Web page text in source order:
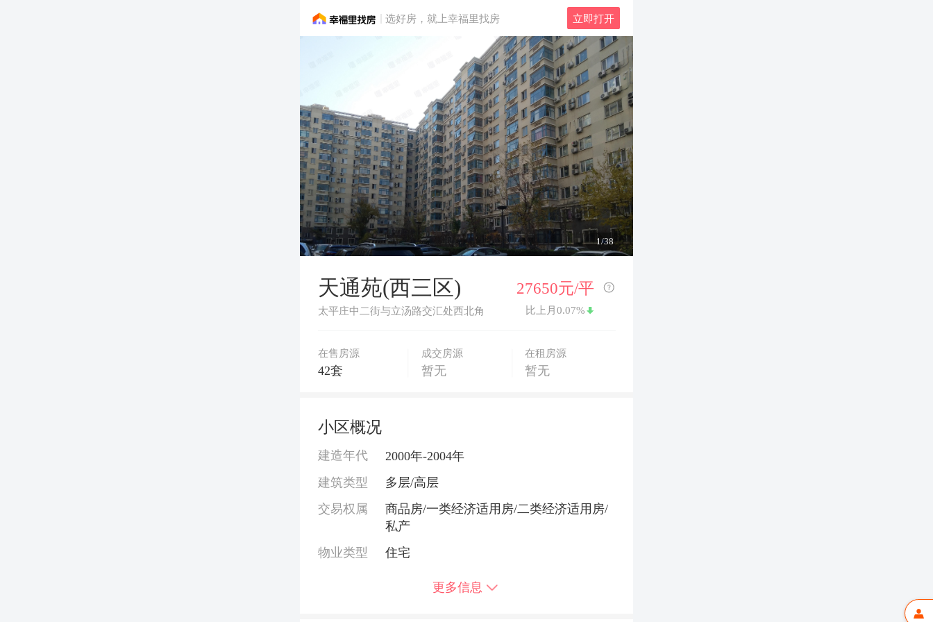
选好房，就上幸福里找房 立即打开
1/38
天通苑(西三区)
太平庄中二街与立汤路交汇处西北角
27650元/平
比上月0.07%
在售房源
42套
成交房源
暂无
在租房源
暂无
小区概况
建造年代
2000年-2004年
建筑类型
多层/高层
交易权属
商品房/一类经济适用房/二类经济适用房/
私产
物业类型
住宅
集中供暖
更多信息